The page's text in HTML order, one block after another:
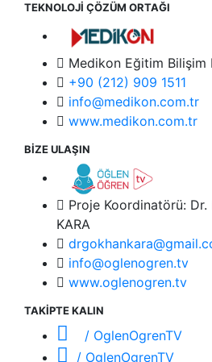
TEKNOLOJİ ÇÖZÜM ORTAĞI
Medikon Eğitim Bilişim
+90 (212) 909 1511
info@medikon.com.tr
www.medikon.com.tr
BİZE ULAŞIN
Proje Koordinatörü:
KARA
info@oglenogren.tv
www.oglenogren.tv
TAKİPTE KALIN
/ OglenOgrenTV
/ OglenOgrenTV